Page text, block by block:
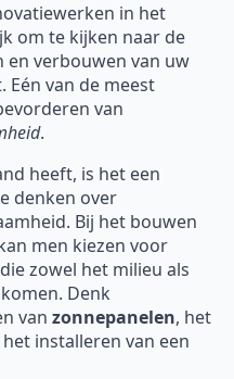
in het
om te kijken naar de
verbouwen van uw
van de meest
van
.
heeft, is het een
denken over
Bij het bouwen
men kiezen voor
zowel het milieu als
Denk
van zonnepanelen, het
het installeren van een